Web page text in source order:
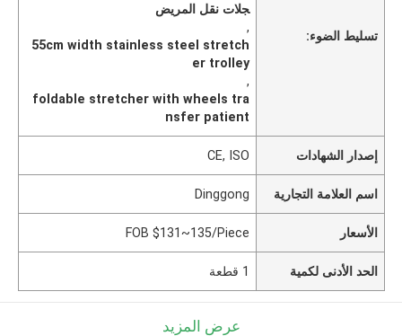
تسليط الضوء:
جلات نقل المريض
,
55cm width stainless steel stretch
er trolley
,
foldable stretcher with wheels tra
nsfer patient
إصدار الشهادات CE, ISO
اسم العلامة التجارية Dinggong
الأسعار FOB $131~135/Piece
الحد الأدنى لكمية 1 قطعة
عرض المزيد